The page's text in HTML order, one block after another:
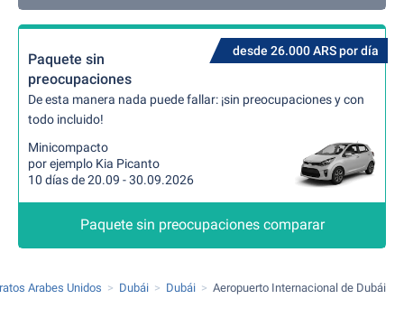
desde 26.000 ARS por día
Paquete sin
preocupaciones
De esta manera nada puede fallar: ¡sin preocupaciones y con
todo incluido!
Minicompacto
por ejemplo Kia Picanto
10 días de 20.09 - 30.09.2026
Paquete sin preocupaciones comparar
Arabes Unidos Dubái Dubái Aeropuerto Internacional de Dubái